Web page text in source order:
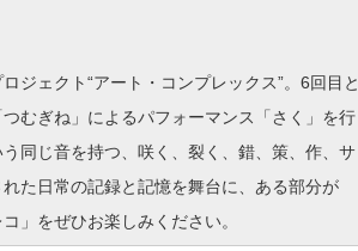
ジェクト“アート・コンプレックス”。6回目と
むぎね」によるパフォーマンス「さく」を行
同じ音を持つ、咲く、裂く、錯、策、作、サ
た日常の記録と記憶を舞台に、ある部分が
」をぜひお楽しみください。